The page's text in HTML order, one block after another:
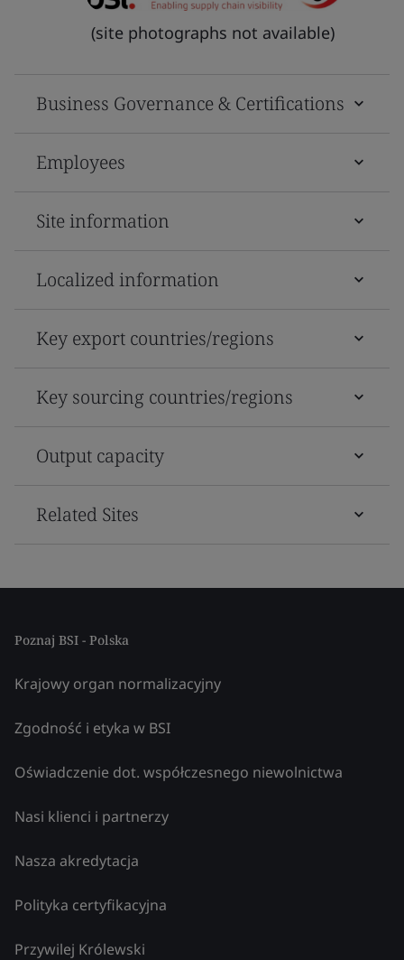
(site photographs not available)
Business Governance & Certifications
Employees
Site information
Localized information
Key export countries/regions
Key sourcing countries/regions
Output capacity
Related Sites
Poznaj BSI - Polska
Krajowy organ normalizacyjny
Zgodność i etyka w BSI
Oświadczenie dot. współczesnego niewolnictwa
Nasi klienci i partnerzy
Nasza akredytacja
Polityka certyfikacyjna
Przywilej Królewski